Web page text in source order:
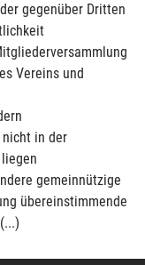
gegenüber Dritten
Vereins und
nicht in der
gemeinnützige
übereinstimmende